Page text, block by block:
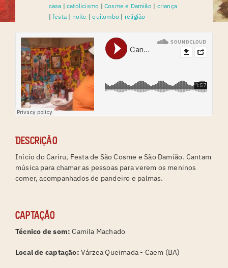
casa | catolicismo | Cosme e Damião | criança
| festa | noite |quilombo | religião
Descrição
Início do Cariru, Festa de São Cosme e São Damião. Cantam
música para chamar as pessoas para verem os meninos
comer, acompanhados de pandeiro e palmas.
Captação
Técnico de som: Camila Machado
Local de captação: Várzea Queimada - Caem (BA)